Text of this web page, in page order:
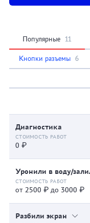
Популярные 11
Кнопки разъемы 6
Диагностика
0 ₽
Уронили в воду/
от 2500 ₽ до 3000 ₽
Разбили экран